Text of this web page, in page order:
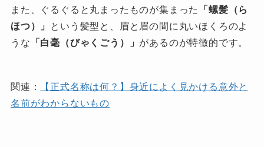
また、ぐるぐると丸まったものが集まった
「螺髪（ら
ほつ）」
という髪型と、眉と眉の間に丸いほくろのよ
うな 「白毫（びゃくごう）」 があるのが特徴的です。
関連：
【正式名称は何？】身近によく見かける意外と
名前がわからないもの